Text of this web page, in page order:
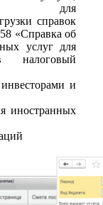
для
справок
«Справка об
услуг для
налоговый
и
иностранных